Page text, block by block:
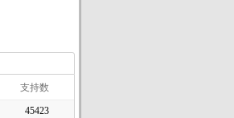
支持数
45423